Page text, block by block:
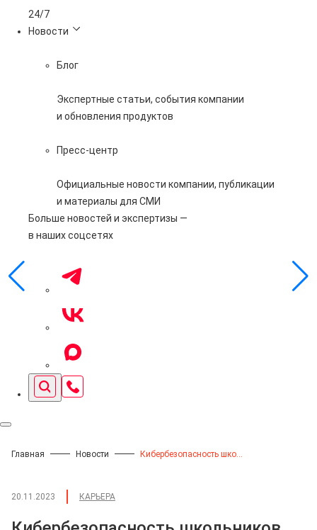
24/7
Новости
Блог
Экспертные статьи, события компании
и обновления продуктов
Пресс-центр
Официальные новости компании, публикации
и материалы для СМИ
Больше новостей и экспертизы —
в наших соцсетях
Главная Новости
20.11.2023 КАРЬЕРА